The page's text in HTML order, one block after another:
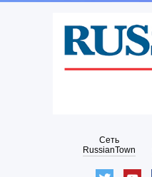
Сеть
RussianTown